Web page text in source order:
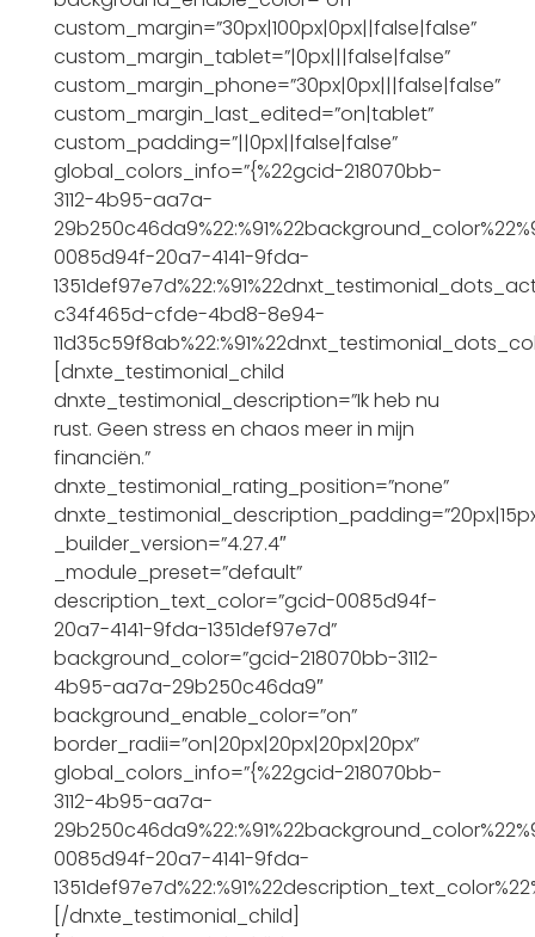
custom_margin=”30px|100px|0px||false|false”
custom_margin_tablet=”|0px|||false|false”
custom_margin_phone=”30px|0px|||false|false”
custom_margin_last_edited=”on|tablet”
custom_padding=”||0px||false|false”
global_colors_info=”{%22gcid-218070bb-
3112-4b95-aa7a-
0085d94f-20a7-4141-9fda-
c34f465d-cfde-4bd8-8e94-
[dnxte_testimonial_child
dnxte_testimonial_description=”Ik heb nu
rust. Geen stress en chaos meer in mijn
financiën.”
dnxte_testimonial_rating_position=”none”
_builder_version=”4.27.4″
_module_preset=”default”
description_text_color=”gcid-0085d94f-
20a7-4141-9fda-1351def97e7d”
background_color=”gcid-218070bb-3112-
4b95-aa7a-29b250c46da9″
background_enable_color=”on”
border_radii=”on|20px|20px|20px|20px”
global_colors_info=”{%22gcid-218070bb-
3112-4b95-aa7a-
0085d94f-20a7-4141-9fda-
[/dnxte_testimonial_child]